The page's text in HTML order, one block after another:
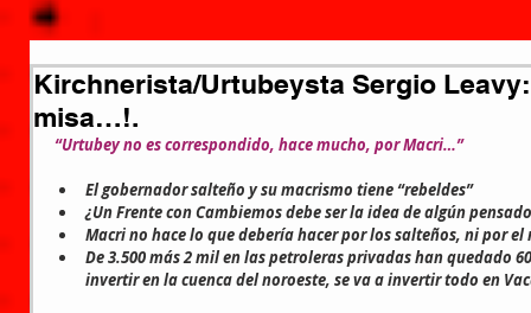
Kirchnerista/Urtubeysta Sergio
misa…!.
“Urtubey no es correspondido, hace mucho, por Macri…”
El gobernador salteño y su macrismo tiene “rebeldes”
¿Un Frente con Cambiemos debe ser la idea de algún
Macri no hace lo que debería hacer por los salteños, ni por
De 3.500 más 2 mil en las petroleras privadas han quedado
invertir en la cuenca del noroeste, se va a invertir todo en